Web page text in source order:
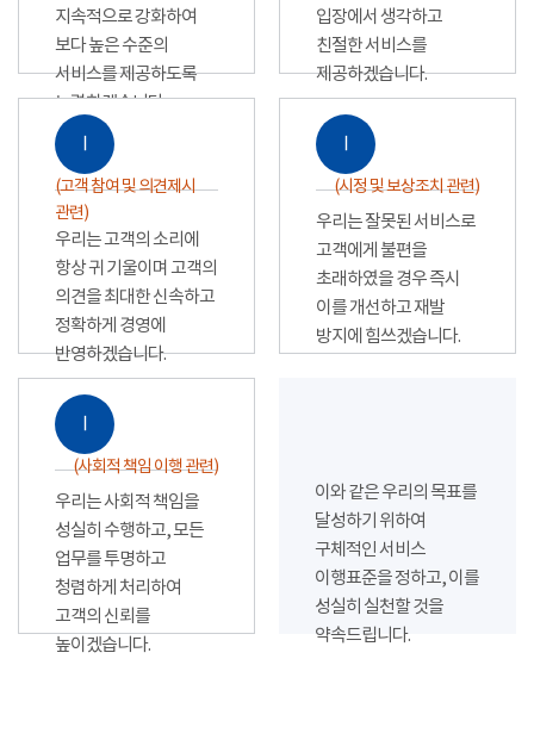
지속적으로 강화하여
보다 높은 수준의
서비스를 제공하도록
노력하겠습니다.
입장에서 생각하고
친절한 서비스를
제공하겠습니다.
Ⅰ
(고객 참여 및 의견제시
관련)
우리는 고객의 소리에
항상 귀 기울이며 고객의
의견을 최대한 신속하고
정확하게 경영에
반영하겠습니다.
Ⅰ
(시정 및 보상조치 관련)
우리는 잘못된 서비스로
고객에게 불편을
초래하였을 경우 즉시
이를 개선하고 재발
방지에 힘쓰겠습니다.
Ⅰ
(사회적 책임 이행 관련)
우리는 사회적 책임을
성실히 수행하고, 모든
업무를 투명하고
청렴하게 처리하여
고객의 신뢰를
높이겠습니다.
이와 같은 우리의 목표를
달성하기 위하여
구체적인 서비스
이행표준을 정하고, 이를
성실히 실천할 것을
약속드립니다.